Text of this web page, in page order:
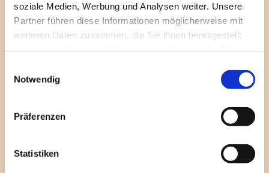
soziale Medien, Werbung und Analysen weiter. Unsere
Partner führen diese Informationen möglicherweise mit
weiteren Daten zusammen, die Sie ihnen bereitgestellt
Notwendig
Präferenzen
Statistiken
Was können Kirchengemeinden tun – sowohl
präventiv als auch im Missbrauchsfall oder bei
Verdacht auf Missbrauch?
Chris Lange: Gemeinden und kirchlich-
miteinander umgegangen wird. Das fängt in der
Art und Weise des Leitungsstils und des
Miteinanders weiter und setzt sich im allgemeinen